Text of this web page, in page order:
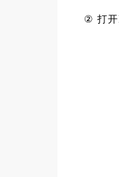
② 打